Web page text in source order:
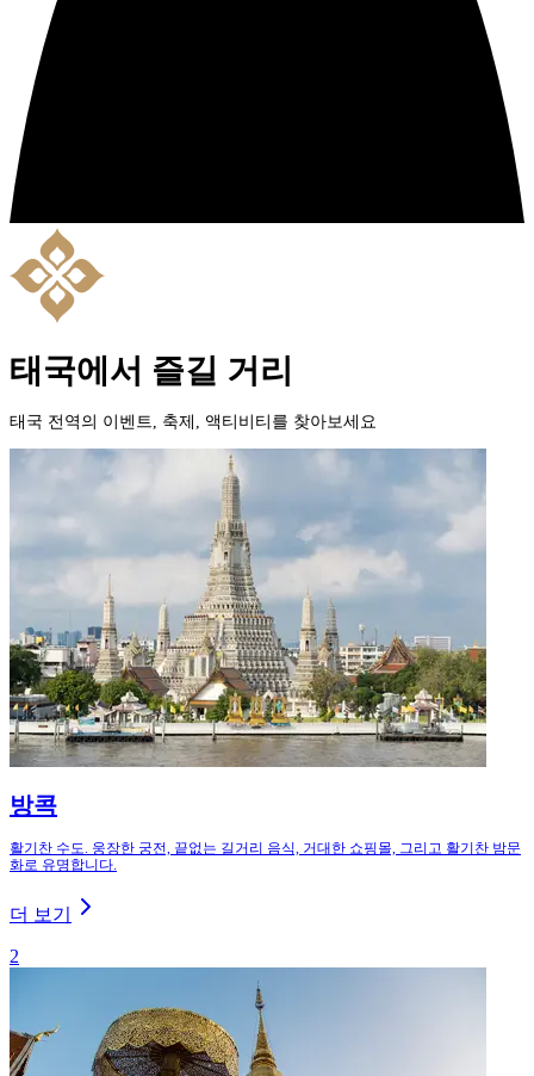
태국에서 즐길 거리
태국 전역의 이벤트, 축제, 액티비티를 찾아보세요
방콕
활기찬 수도. 웅장한 궁전, 끝없는 길거리 음식, 거대한 쇼핑몰, 그리고 활기찬 밤문
화로 유명합니다.
더 보기
2